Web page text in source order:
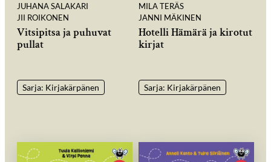
JUHANA SALAKARI
JII ROIKONEN
Vitsipitsa ja puhuvat
pullat
Sarja: Kirjakärpänen
MILA TERÄS
JANNI MÄKINEN
Hotelli Hämärä ja kirotut
kirjat
Sarja: Kirjakärpänen